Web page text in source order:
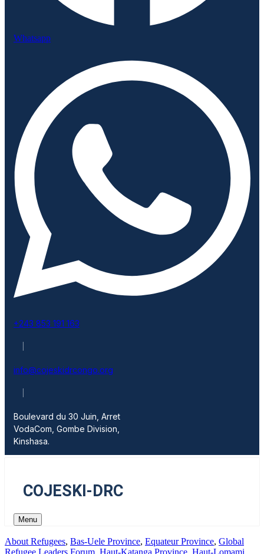
Whatsapp
+243 853 191 163
info@cojeskidrcongo.org
Boulevard du 30 Juin, Arret
VodaCom, Gombe Division,
Kinshasa.
COJESKI-DRC
Menu
About Refugees, Bas-Uele Province, Equateur Province, Global